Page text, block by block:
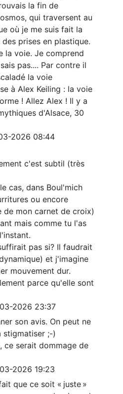
la fin de
qui traversent au
où je me suis fait la
prises en plastique.
la voie. Je comprend
pas.... Par contre il
la voie
à Alex Keiling : la voie
! Allez Alex ! Il y a
d'Alsace, 30
2026 08:44
c'est subtil (très
cas, dans Boul'mich
ou encore
mon carnet de croix)
mais comme tu l'as
pas si? Il faudrait
et j'imagine
mouvement dur.
parce qu'elle sont
2026 23:37
son avis. On peut ne
stigmatiser ;-)
ce serait dommage de
2026 19:23
que ce soit « juste »